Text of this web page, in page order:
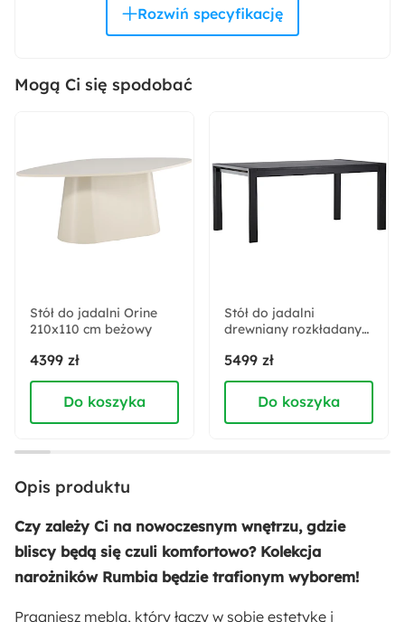
Szenil
Materiał ramy:
Drewno
Akcja specjalna:
Nowość
Materiał oparcia:
Pianka poliuretanowa
Materiał siedziska:
Mogą Ci się spodobać
Stół do jadalni Orine
210x110 cm beżowy
4399 zł
Do koszyka
Stół do jadalni
drewniany rozkładany
dąb czarny
5499 zł
Do koszyka
Opis produktu
Czy zależy Ci na nowoczesnym wnętrzu, gdzie
bliscy będą się czuli komfortowo? Kolekcja
narożników Rumbia będzie trafionym wyborem!
Pragniesz mebla, który łączy w sobie estetykę i